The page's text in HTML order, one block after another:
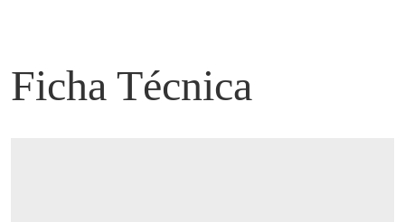
Ficha Técnica